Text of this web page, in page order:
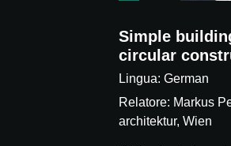
Simple
circular
Lingua: German
Relatore: Markus
architektur, Wien